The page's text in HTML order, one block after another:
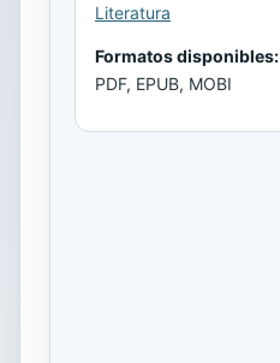
Literatura
Formatos disponibles:
PDF, EPUB, MOBI